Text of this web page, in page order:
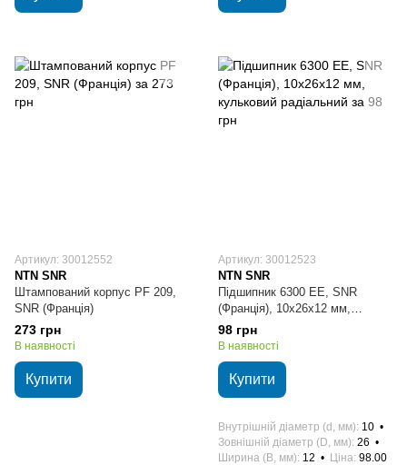
Артикул: 30012552
NTN SNR
Штампований корпус PF 209,
SNR (Франція)
273 грн
В наявності
Купити
Артикул: 30012523
NTN SNR
Підшипник 6300 EE, SNR
(Франція), 10х26х12 мм,
кульковий радіальний
98 грн
В наявності
Купити
Внутрішній діаметр (d, мм) 10
Зовнішній діаметр (D, мм) 26
Ширина (B, мм) 12 Ціна 98.00